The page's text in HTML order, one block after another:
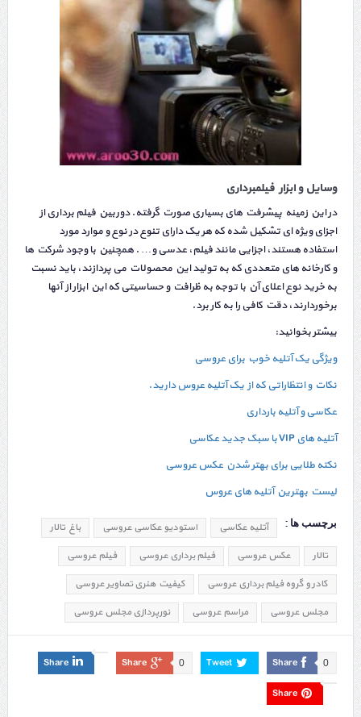
وسایل و ابزار فیلمبرداری
در این زمینه پیشرفت های بسیاری صورت گرفته. دوربین فیلم برداری از
اجزای ویژه ای تشکیل شده که هر یک دارای تنوع در نوع و موارد مورد
استفاده هستند، اجزایی مانند فیلم، عدسی و… . همچنین با وجود شرکت ها
و کارخانه های متعددی که به تولید این محصولات می پردازند، باید نسبت
به خرید نوع اعلای آن با توجه به ظرافت و حساسیتی که این ابزار از آنها
برخوردارند، دقت کافی را به کار برد.
بیشتر بخوانید:
ویژگی یک آتلیه خوب برای عروسی
نکات و انتظاراتی که از یک آتلیه عروس دارید.
عکاسی و آتلیه بارداری
آتلیه های VIP با سبک جدید عکاسی
نکته طلایی برای بهتر شدن عکس عروسی
لیست بهترین آتلیه های عروس
برچسب ها : آتلیه عکاسی استودیو عکاسی عروسی
باغ تالار
تالار
عکس عروسی فیلم برداری عروسی
فیلم عروسی
کادر و گروه فیلم برداری عروسی
کیفیت هنری تصاویر عروسی
مجلس عروسی
مراسم عروسی نورپردازی مجلس عروسی
Share 0
Tweet
Share 0
Share
Share